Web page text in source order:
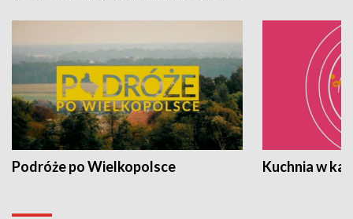
Podróże po Wielkopolsce Kuchnia w